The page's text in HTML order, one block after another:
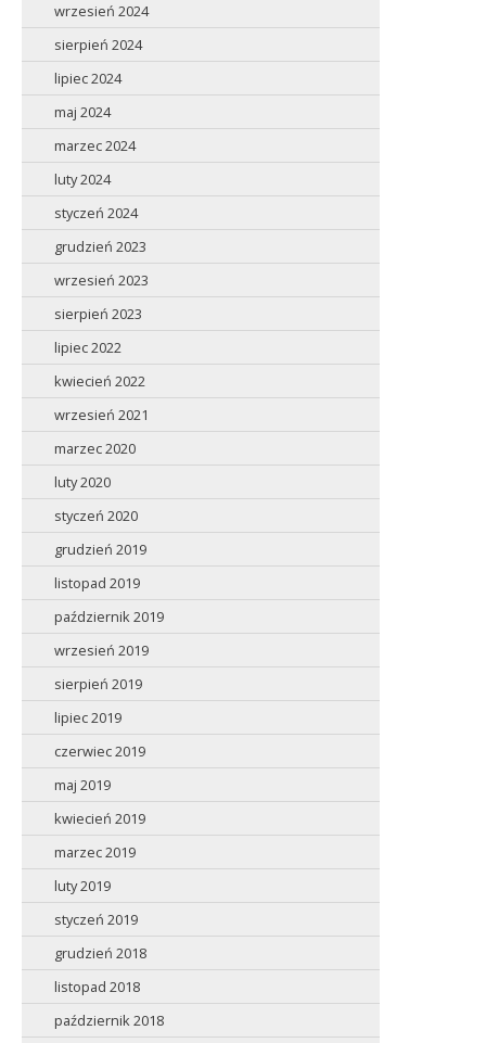
wrzesień 2024
sierpień 2024
lipiec 2024
maj 2024
marzec 2024
luty 2024
styczeń 2024
grudzień 2023
wrzesień 2023
sierpień 2023
lipiec 2022
kwiecień 2022
wrzesień 2021
marzec 2020
luty 2020
styczeń 2020
grudzień 2019
listopad 2019
październik 2019
wrzesień 2019
sierpień 2019
lipiec 2019
czerwiec 2019
maj 2019
kwiecień 2019
marzec 2019
luty 2019
styczeń 2019
grudzień 2018
listopad 2018
październik 2018